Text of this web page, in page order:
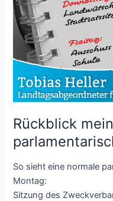
Rückblick
So sieht eine normale
Montag:
Sitzung des